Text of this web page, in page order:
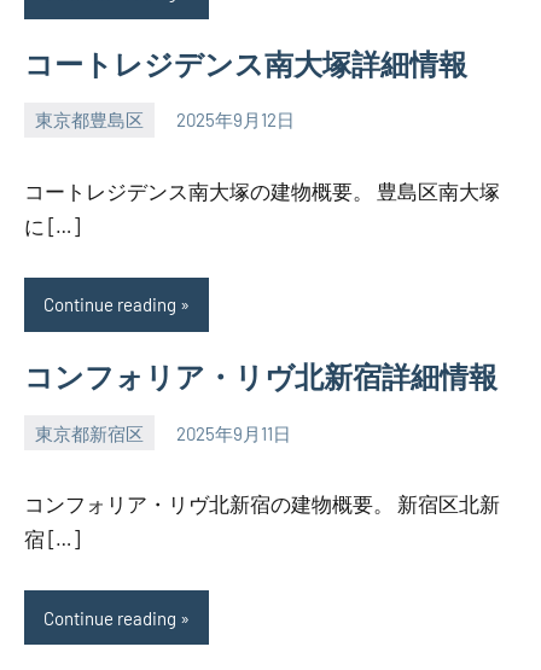
コートレジデンス南大塚詳細情報
東京都豊島区 2025年9月12日
SEZIMO
コートレジデンス南大塚の建物概要。 豊島区南大塚
に […]
Continue reading
コンフォリア・リヴ北新宿詳細情報
東京都新宿区 2025年9月11日
SEZIMO
コンフォリア・リヴ北新宿の建物概要。 新宿区北新
宿 […]
Continue reading